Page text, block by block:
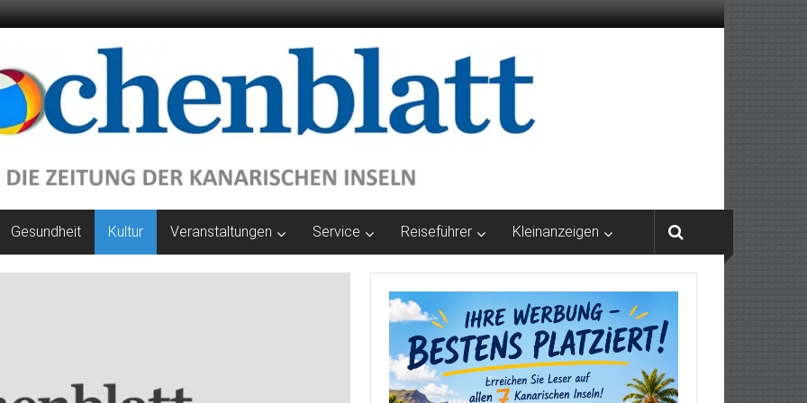
Gesundheit Kultur Veranstaltungen Service Reiseführer Kleinanzeigen